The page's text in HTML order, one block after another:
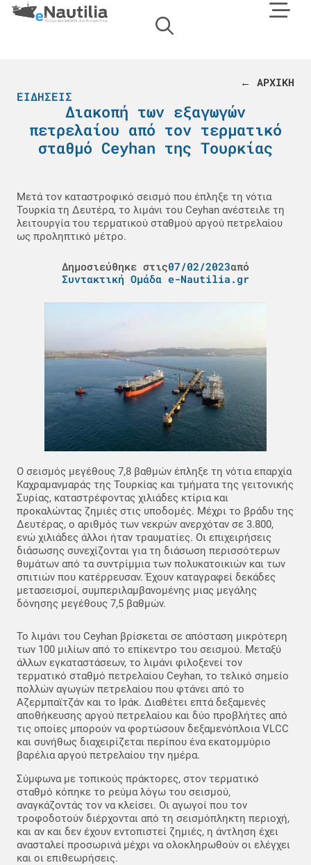
← ΑΡΧΙΚΗ
ΕΙΔΉΣΕΙΣ
Διακοπή των εξαγωγών
πετρελαίου από τον τερματικό
σταθμό Ceyhan της Τουρκίας
Μετά τον καταστροφικό σεισμό που έπληξε τη νότια
Τουρκία τη Δευτέρα, το λιμάνι του Ceyhan ανέστειλε τη
λειτουργία του τερματικού σταθμού αργού πετρελαίου
ως προληπτικό μέτρο.
Δημοσιεύθηκε στις07/02/2023από
Συντακτική Ομάδα e-Nautilia.gr
Ο σεισμός μεγέθους 7,8 βαθμών έπληξε τη νότια επαρχία
Καχραμανμαράς της Τουρκίας και τμήματα της γειτονικής
Συρίας, καταστρέφοντας χιλιάδες κτίρια και
προκαλώντας ζημιές στις υποδομές. Μέχρι το βράδυ της
Δευτέρας, ο αριθμός των νεκρών ανερχόταν σε 3.800,
ενώ χιλιάδες άλλοι ήταν τραυματίες. Οι επιχειρήσεις
διάσωσης συνεχίζονται για τη διάσωση περισσότερων
θυμάτων από τα συντρίμμια των πολυκατοικιών και των
σπιτιών που κατέρρευσαν. Έχουν καταγραφεί δεκάδες
μετασεισμοί, συμπεριλαμβανομένης μιας μεγάλης
δόνησης μεγέθους 7,5 βαθμών.
Το λιμάνι του Ceyhan βρίσκεται σε απόσταση μικρότερη
των 100 μιλίων από το επίκεντρο του σεισμού. Μεταξύ
άλλων εγκαταστάσεων, το λιμάνι φιλοξενεί τον
τερματικό σταθμό πετρελαίου Ceyhan, το τελικό σημείο
πολλών αγωγών πετρελαίου που φτάνει από το
Αζερμπαϊτζάν και το Ιράκ. Διαθέτει επτά δεξαμενές
αποθήκευσης αργού πετρελαίου και δύο προβλήτες από
τις οποίες μπορούν να φορτώσουν δεξαμενόπλοια VLCC
και συνήθως διαχειρίζεται περίπου ένα εκατομμύριο
βαρέλια αργού πετρελαίου την ημέρα.
Σύμφωνα με τοπικούς πράκτορες, στον τερματικό
σταθμό κόπηκε το ρεύμα λόγω του σεισμού,
αναγκάζοντάς τον να κλείσει. Οι αγωγοί που τον
τροφοδοτούν διέρχονται από τη σεισμόπληκτη περιοχή,
και αν και δεν έχουν εντοπιστεί ζημιές, η άντληση έχει
ανασταλεί προσωρινά μέχρι να ολοκληρωθούν οι ελέγχει
και οι επιθεωρήσεις.